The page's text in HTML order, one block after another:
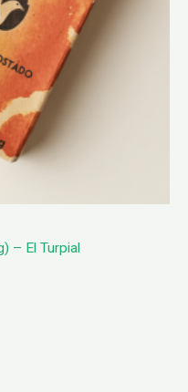
– El Turpial